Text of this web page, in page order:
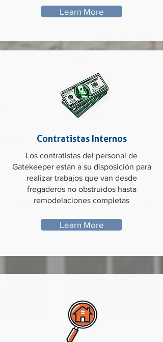
Learn More
Contratistas Internos
Los contratistas del personal de
Gatekeeper están a su disposición para
realizar trabajos que van desde
fregaderos no obstruidos hasta
remodelaciones completas
Learn More